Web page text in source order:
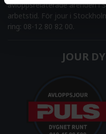
avloppsrelaterade ärenden i
arbetstid. För jour i
ring: 08-12 80 82 00.
JOUR